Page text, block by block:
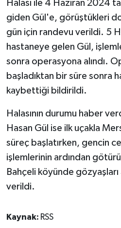
Halası ile 4 Haziran 2024
giden Gül'e, görüştükleri
gün için randevu verildi. 5
hastaneye gelen Gül,
sonra operasyona alındı.
başladıktan bir süre sonra
kaybettiği bildirildi.
Halasının durumu haber
Hasan Gül ise ilk uçakla
süreç başlatırken, gencin
işlemlerinin ardından
Bahçeli köyünde
verildi.
Kaynak: RSS